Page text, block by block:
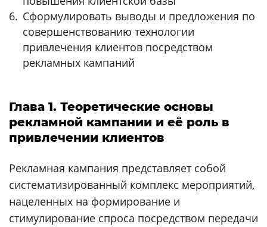
Сформулировать выводы и предложения по
совершенствованию технологии
привлечения клиентов посредством
рекламных кампаний
Глава 1. Теоретические основы
рекламной кампании и её роль в
привлечении клиентов
Рекламная кампания представляет собой
систематизированный комплекс мероприятий,
нацеленных на формирование и
стимулирование спроса посредством передачи